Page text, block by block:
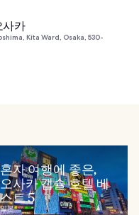
사카
Kita Ward, Osaka, 530-
혼자 여행에 좋은,
오사카 캡슐 호텔 베
스트 5
일본